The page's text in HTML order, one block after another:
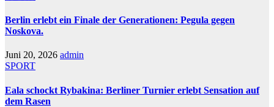
Berlin erlebt ein Finale der Generationen: Pegula gegen
Noskova.
Juni 20, 2026 admin
SPORT
Eala schockt Rybakina: Berliner Turnier erlebt Sensation auf
dem Rasen